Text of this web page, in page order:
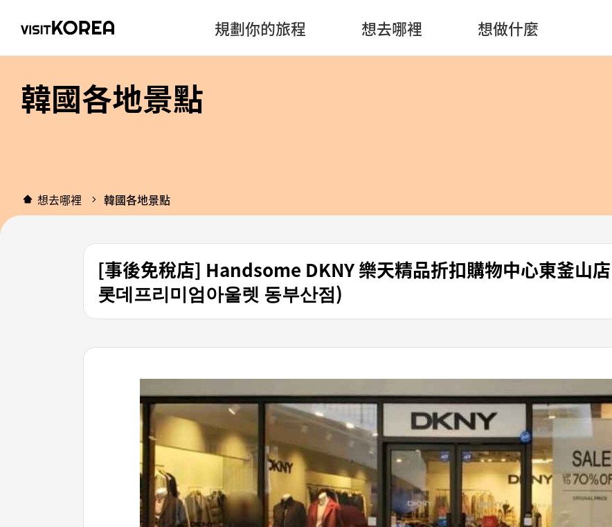
規劃你的旅程 想去哪裡 想做什麼
韓國各地景點
想去哪裡 韓國各地景點
[事後免稅店] Handsome DKNY 樂天精品折扣購物中心東釜山
롯데프리미엄아울렛 동부산점)